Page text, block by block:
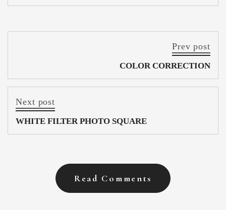
Prev post
COLOR CORRECTION
Next post
WHITE FILTER PHOTO SQUARE
Read Comments